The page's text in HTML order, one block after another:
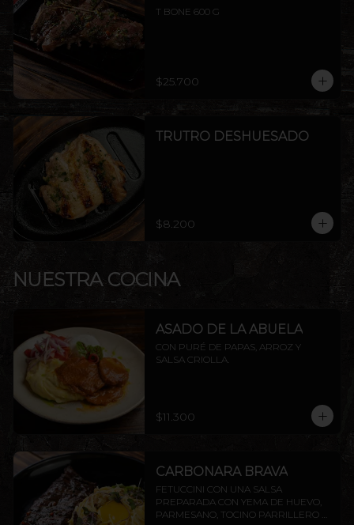
T BONE 600 G
$25.700
TRUTRO DESHUESADO
$8.200
NUESTRA COCINA
ASADO DE LA ABUELA
CON PURÉ DE PAPAS, ARROZ Y
SALSA CRIOLLA.
$11.300
CARBONARA BRAVA
FETUCCINI CON UNA SALSA
PREPARADA CON YEMA DE HUEVO,
PARMESANO, TOCINO PARRILLERO Y